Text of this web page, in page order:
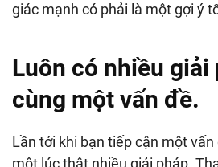
giác mạnh có phải là một gợi ý
Luôn có nhiều giải
cùng một vấn đề.
Lần tới khi bạn tiếp cận một